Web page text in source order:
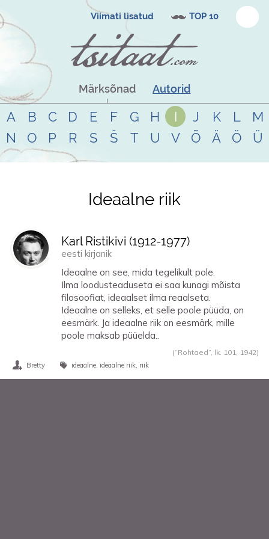
Viimati lisatud TOP 10
Märksõnad Autorid
A B C D E F G H I J K L
M
N
O P R S Š T U V Õ Ä Ö Ü
Tsitaadid teemalideaalne riik
Ideaalne riik
Karl Ristikivi (1912-1977)
eesti kirjanik
Ideaalne on see, mida tegelikult pole.
Ilma loodusteaduseta ei saa kunagi mõista
filosoofiat, ideaalset ilma reaalseta.
Ideaalne on selleks, et selle poole püüda, on
eesmärk. Ja ideaalne riik on eesmärk, mille
poole maksab püüelda..
(“Rohtaed”, lk. 101, 1942)
Bretty ideaalne ideaalne riik riik